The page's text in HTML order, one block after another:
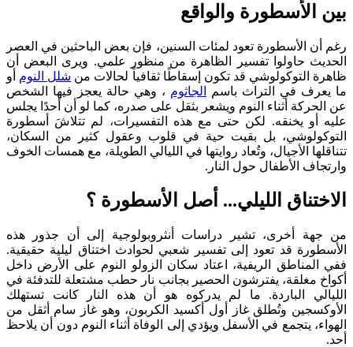
بين الأسطورة والواقع
رغم أن الأسطورة تعود لمئات السنين، فإن بعض الباحثين في العصر
الحديث حاولوا تفسير الظاهرة من منظور علمي. ويرى البعض أن
ظاهرة التوكولوشي قد تكون إسقاطًا ثقافياً لحالات من شلل النوم أو
ما يعرف في التراث باسم
الجاثوم ، وهي حالة يعجز فيها الشخص
عن الحركة أثناء النوم ويشعر بثقل على صدره، كما لو أن أحدًا يجلس
عليه أو يخنقه. لكن حتى مع هذه التفسيرات، لم تتلاشَ أسطورة
التوكولوشي، بل بقيت حية في قلوب وعقول كثير من السكان،
تتناقلها الأجيال، وتُعاد روايتها في الليالي الطويلة، مع همسات الخوف
وارتجاف الأطفال حول النار.
الاختناق الليلي... أصل الأسطورة ؟
من جهة أخرى، تشير دراسات أنثروبولوجية إلى أن جذور هذه
الأسطورة قد تعود إلى تفسير شعبي لحوادث اختناق ليلية حقيقية.
ففي المناطق الريفية، اعتاد سكان الزولو النوم على الأرض داخل
أكواخ مغلقة، يفترشون الحصير بجانب نار حطب مشتعلة للتدفئة في
الليالي الباردة. ما لم يدركوه هو أن هذه النار كانت تستهلك
الأوكسجين وتُطلق غاز أول أكسيد الكربون، وهو غاز سام أثقل من
الهواء، يتجمع في الأسفل ويؤدي إلى الوفاة أثناء النوم دون أن يلاحظ
أحد.